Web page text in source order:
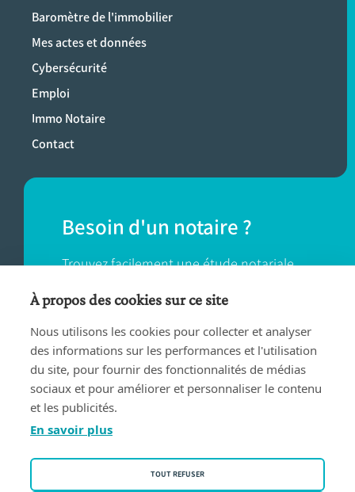
Baromètre de l'immobilier
Mes actes et données
Cybersécurité
Emploi
Immo Notaire
Contact
Besoin d'un notaire ?
Trouvez facilement une étude notariale
près de chez vous.
TROUVER UN NOTAIRE
Conditions d'utilisation
À propos des cookies sur ce site
Nous utilisons les cookies pour collecter et analyser
des informations sur les performances et l'utilisation
du site, pour fournir des fonctionnalités de médias
sociaux et pour améliorer et personnaliser le contenu
et les publicités.
En savoir plus
TOUT REFUSER